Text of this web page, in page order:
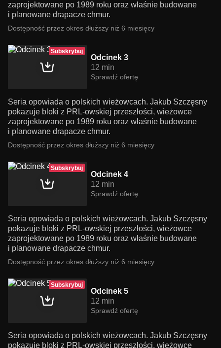
zaprojektowane po 1989 roku oraz właśnie budowane
i planowane drapacze chmur.
Dostępność przez okres dłuższy niż 6 miesięcy
Subskrybuj
Odcinek 3
12 min
Sprawdź ofertę
Seria opowiada o polskich wieżowcach. Jakub Szczęsny
pokazuje bloki z PRL-owskiej przeszłości, wieżowce
zaprojektowane po 1989 roku oraz właśnie budowane
i planowane drapacze chmur.
Dostępność przez okres dłuższy niż 6 miesięcy
Subskrybuj
Odcinek 4
12 min
Sprawdź ofertę
Seria opowiada o polskich wieżowcach. Jakub Szczęsny
pokazuje bloki z PRL-owskiej przeszłości, wieżowce
zaprojektowane po 1989 roku oraz właśnie budowane
i planowane drapacze chmur.
Dostępność przez okres dłuższy niż 6 miesięcy
Subskrybuj
Odcinek 5
12 min
Sprawdź ofertę
Seria opowiada o polskich wieżowcach. Jakub Szczęsny
pokazuje bloki z PRL-owskiej przeszłości, wieżowce